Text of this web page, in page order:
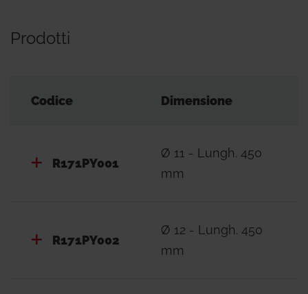
Prodotti
Codice Dimensione
R171PY001
Ø 11 - Lungh. 450
mm
R171PY002
Ø 12 - Lungh. 450
mm